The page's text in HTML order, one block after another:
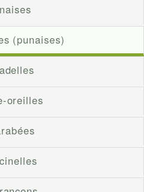
(punaises)
oreilles